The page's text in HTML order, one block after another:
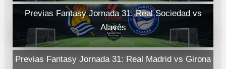
Previas Fantasy Jornada 31: Real Sociedad vs
Alavés
Previas Fantasy Jornada 31: Real Madrid vs Girona